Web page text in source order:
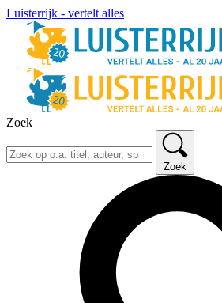
Luisterrijk - vertelt alles
Zoek
Zoek